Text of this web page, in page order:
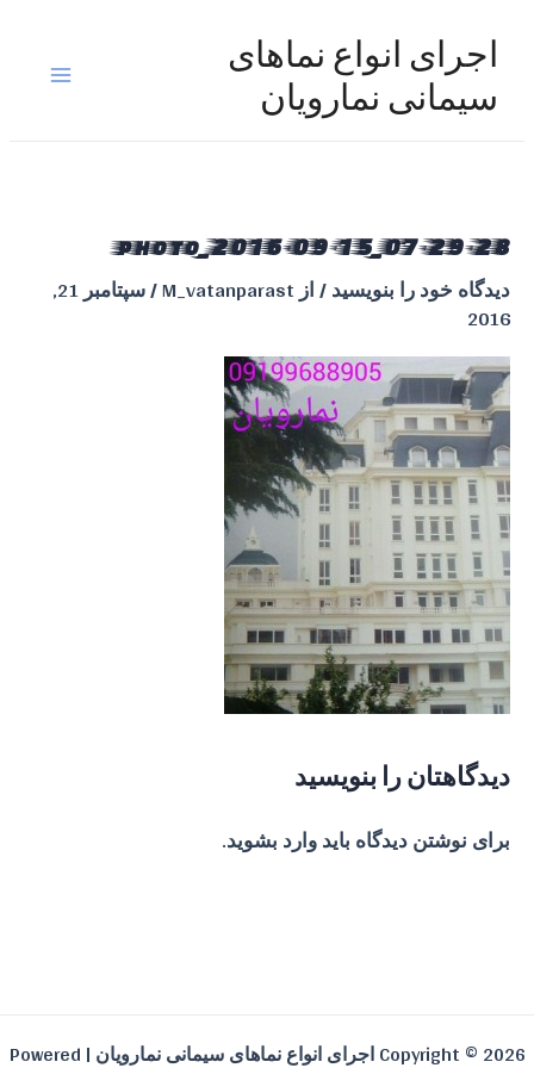
اجرای انواع نماهای
سیمانی نمارویان
Main
photo_2016-09-15_07-29-28
دیدگاه‌ خود را بنویسید/ ازM_vatanparast
/ سپتامبر 21,
2016
دیدگاهتان را بنویسید
برای نوشتن دیدگاه بایدوارد بشوید.
Copyright © 2026 اجرای انواع نماهای سیمانی نمارویان | Powered